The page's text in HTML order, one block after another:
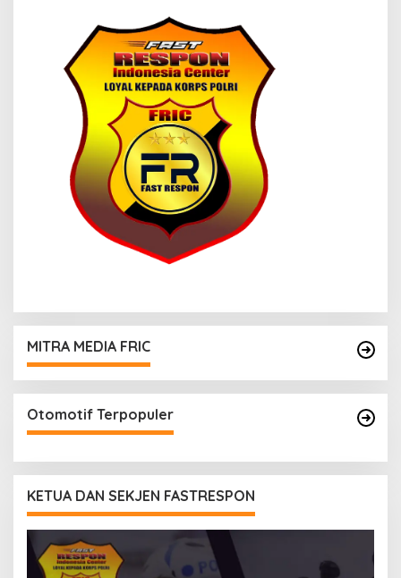
MITRA MEDIA FRIC
Otomotif Terpopuler
KETUA DAN SEKJEN FASTRESPON